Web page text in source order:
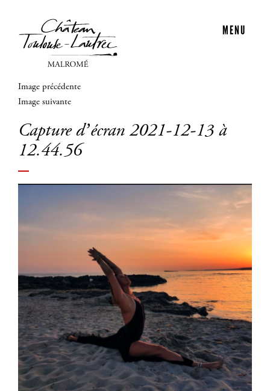
MENU
Image précédente
Image suivante
Capture d’écran 2021-12-13 à
12.44.56